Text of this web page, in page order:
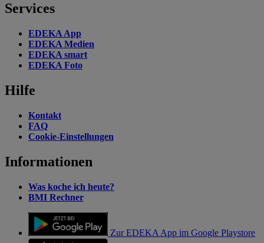
Services
EDEKA App
EDEKA Medien
EDEKA smart
EDEKA Foto
Hilfe
Kontakt
FAQ
Cookie-Einstellungen
Informationen
Was koche ich heute?
BMI Rechner
Zur EDEKA App im Google Playstore